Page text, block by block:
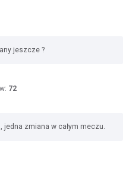
jeszcze ?
72
zmiana w całym meczu.